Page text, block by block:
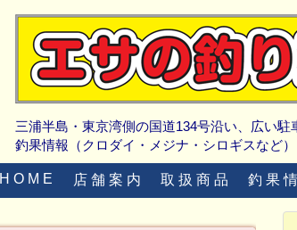
三浦半島・東京湾側の国道134号沿い、広い
釣果情報（クロダイ・メジナ・シロギスなど）
H O M E 店 舗 案 内 取 扱 商 品 釣 果